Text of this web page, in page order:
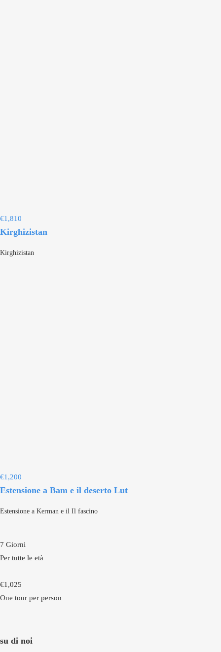
€1,810
Kirghizistan
Kirghizistan
€1,200
Estensione a Bam e il deserto Lut
Estensione a Kerman e il Il fascino
7 Giorni
Per tutte le età
€1,025
One tour per person
su di noi